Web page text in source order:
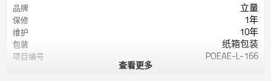
品牌 立量
保修 1年
维护 10年
包装 纸箱包装
项目编号 POEAE-L-166
查看更多